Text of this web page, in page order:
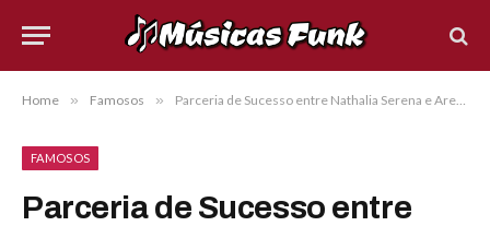
Home » Famosos » Parceria de Sucesso entre Nathalia Serena e Arena Poi
FAMOSOS
Parceria de Sucesso entre